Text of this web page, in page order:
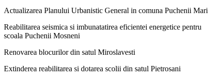
Actualizarea Planului Urbanistic General in comuna Puchenii Mari
Reabilitarea seismica si imbunatatirea eficientei energetice pentru
scoala Puchenii Mosneni
Renovarea blocurilor din satul Miroslavesti
Extinderea reabilitarea si dotarea scolii din satul Pietrosani